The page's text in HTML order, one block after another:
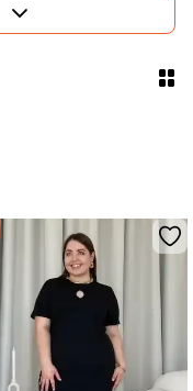
Гольфы
Жакеты
Велосипедки